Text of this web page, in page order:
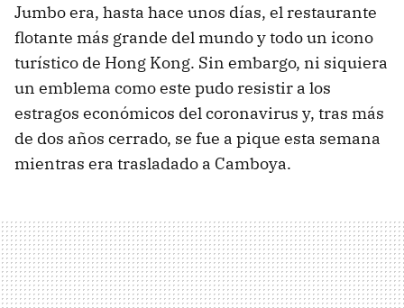
Jumbo era, hasta hace unos días, el restaurante
flotante más grande del mundo y todo un icono
turístico de Hong Kong. Sin embargo, ni siquiera
un emblema como este pudo resistir a los
estragos económicos del coronavirus y, tras más
de dos años cerrado, se fue a pique esta semana
mientras era trasladado a Camboya.